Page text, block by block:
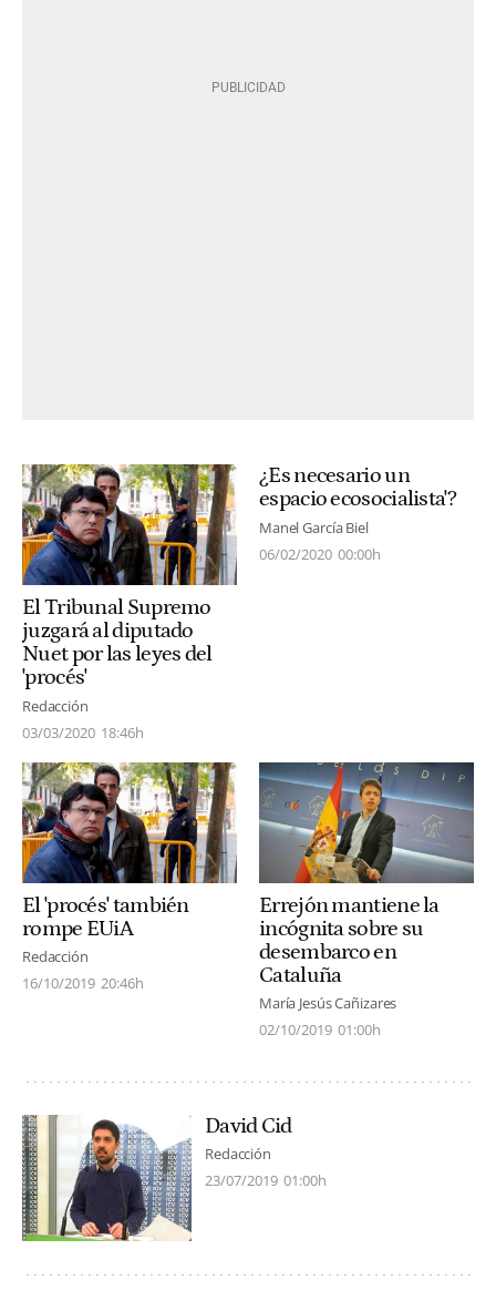
El Tribunal Supremo
juzgará al diputado
Nuet por las leyes del
'procés'
Redacción
03/03/2020 18:46h
¿Es necesario un
espacio ecosocialista'?
Manel García Biel
06/02/2020 00:00h
El 'procés' también
rompe EUiA
Redacción
16/10/2019 20:46h
Errejón mantiene la
incógnita sobre su
desembarco en
Cataluña
María Jesús Cañizares
02/10/2019 01:00h
David Cid
Redacción
23/07/2019 01:00h